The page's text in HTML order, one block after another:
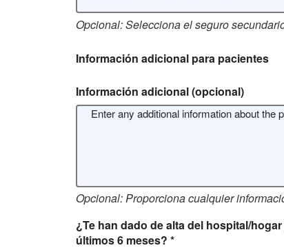
Opcional: Selecciona el seguro
Información adicional para pacientes
Información adicional(opcional)
Opcional: Proporciona cualquier
¿Te han dado de alta del hospital/
últimos 6 meses? *